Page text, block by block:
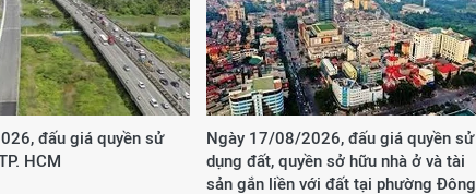
đấu giá quyền sử
HCM
Ngày 17/08/2026, đấu giá quyền sử
dụng đất, quyền sở hữu nhà ở và tài
sản gắn liền với đất tại phường Đông